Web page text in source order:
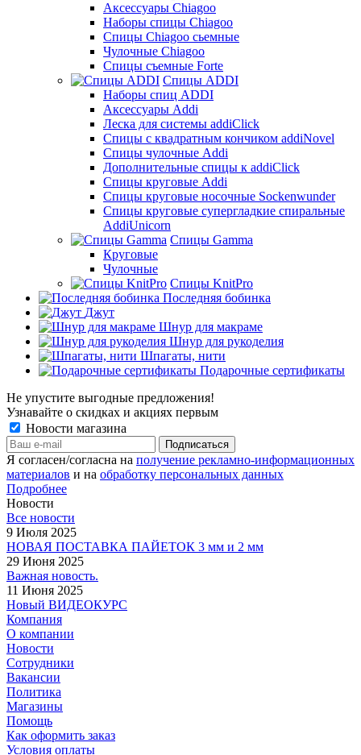
Аксессуары Chiagoo
Наборы спицы Chiagoo
Спицы Chiagoo сьемные
Чулочные Chiagoo
Спицы съемные Forte
Спицы ADDI
Наборы спиц ADDI
Аксессуары Addi
Леска для системы addiClick
Спицы с квадратным кончиком addiNovel
Спицы чулочные Addi
Дополнительные спицы к addiClick
Спицы круговые Addi
Спицы круговые носочные Sockenwunder
Спицы круговые супергладкие спиральные
AddiUnicorn
Спицы Gamma
Круговые
Чулочные
Спицы KnitPro
Последняя бобинка
Джут
Шнур для макраме
Шнур для рукоделия
Шпагаты, нити
Подарочные сертификаты
Не упустите выгодные предложения!
Узнавайте о скидках и акциях первым
Новости магазина
Я согласен/согласна на получение рекламно-информационных
материалов и на обработку персональных данных
Подробнее
Новости
Все новости
9 Июля 2025
НОВАЯ ПОСТАВКА ПАЙЕТОК 3 мм и 2 мм
29 Июня 2025
Важная новость.
11 Июня 2025
Новый ВИДЕОКУРС
Компания
О компании
Новости
Сотрудники
Вакансии
Политика
Магазины
Помощь
Как оформить заказ
Условия оплаты